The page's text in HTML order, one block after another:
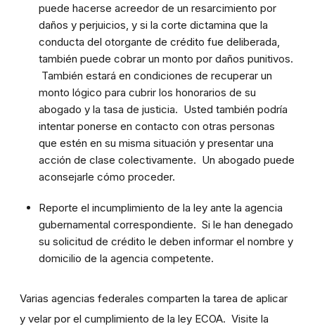
puede hacerse acreedor de un resarcimiento por
daños y perjuicios, y si la corte dictamina que la
conducta del otorgante de crédito fue deliberada,
también puede cobrar un monto por daños punitivos.
También estará en condiciones de recuperar un
monto lógico para cubrir los honorarios de su
abogado y la tasa de justicia. Usted también podría
intentar ponerse en contacto con otras personas
que estén en su misma situación y presentar una
acción de clase colectivamente. Un abogado puede
aconsejarle cómo proceder.
Reporte el incumplimiento de la ley ante la agencia
gubernamental correspondiente. Si le han denegado
su solicitud de crédito le deben informar el nombre y
domicilio de la agencia competente.
Varias agencias federales comparten la tarea de aplicar
y velar por el cumplimiento de la ley ECOA. Visite la